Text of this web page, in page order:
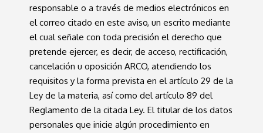
responsable o a través de medios electrónicos en
el correo citado en este aviso, un escrito mediante
el cual señale con toda precisión el derecho que
pretende ejercer, es decir, de acceso, rectificación,
cancelación u oposición ARCO, atendiendo los
requisitos y la forma prevista en el artículo 29 de la
Ley de la materia, así como del artículo 89 del
Reglamento de la citada Ley. El titular de los datos
personales que inicie algún procedimiento en